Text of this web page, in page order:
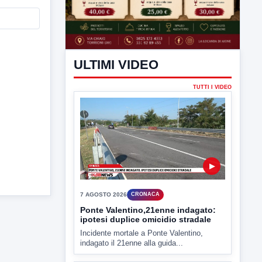
ULTIMI VIDEO
TUTTI I VIDEO
▶
7 AGOSTO 2026 CRONACA
Ponte Valentino,21enne indagato:
ipotesi duplice omicidio stradale
Incidente mortale a Ponte Valentino,
indagato il 21enne alla guida...